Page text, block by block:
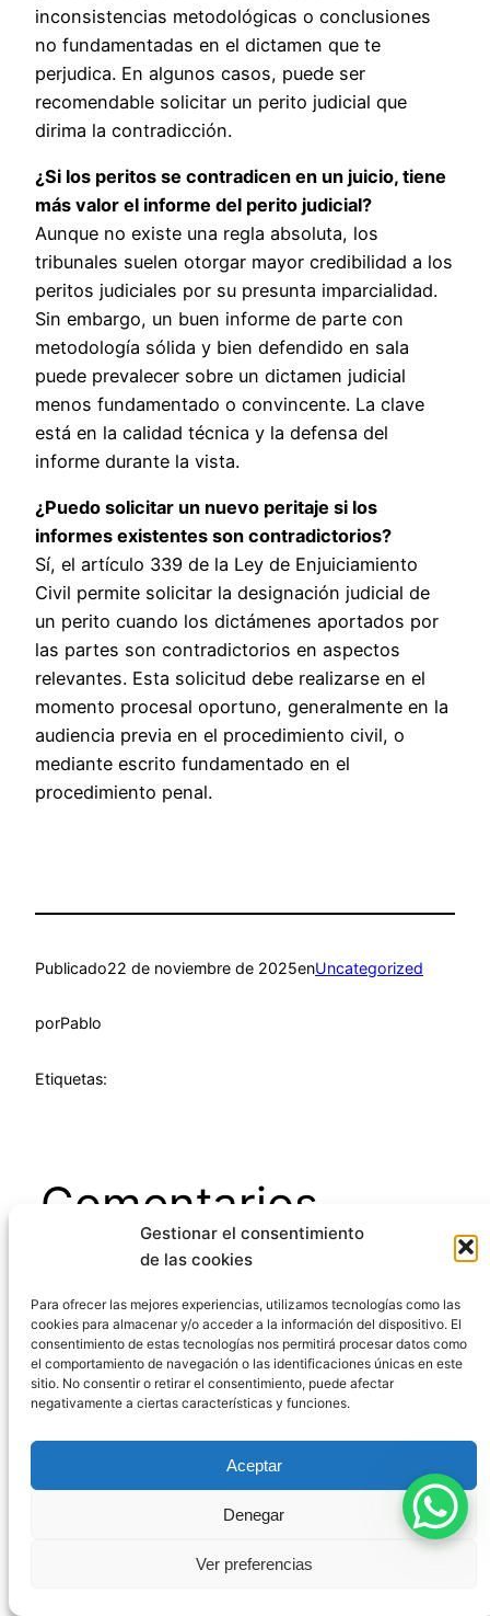
Gestionar el consentimiento
de las cookies
Para ofrecer las mejores experiencias, utilizamos tecnologías como las
cookies para almacenar y/o acceder a la información del dispositivo. El
consentimiento de estas tecnologías nos permitirá procesar datos como
el comportamiento de navegación o las identificaciones únicas en este
sitio. No consentir o retirar el consentimiento, puede afectar
negativamente a ciertas características y funciones.
Aceptar
Denegar
Ver preferencias
inconsistencias metodológicas o conclusiones
no fundamentadas en el dictamen que te
perjudica. En algunos casos, puede ser
recomendable solicitar un perito judicial que
dirima la contradicción.
¿Si los peritos se contradicen en un juicio, tiene
más valor el informe del perito judicial?
Aunque no existe una regla absoluta, los
tribunales suelen otorgar mayor credibilidad a los
peritos judiciales por su presunta imparcialidad.
Sin embargo, un buen informe de parte con
metodología sólida y bien defendido en sala
puede prevalecer sobre un dictamen judicial
menos fundamentado o convincente. La clave
está en la calidad técnica y la defensa del
informe durante la vista.
¿Puedo solicitar un nuevo peritaje si los
informes existentes son contradictorios?
Sí, el artículo 339 de la Ley de Enjuiciamiento
Civil permite solicitar la designación judicial de
un perito cuando los dictámenes aportados por
las partes son contradictorios en aspectos
relevantes. Esta solicitud debe realizarse en el
momento procesal oportuno, generalmente en la
audiencia previa en el procedimiento civil, o
mediante escrito fundamentado en el
procedimiento penal.
Publicado22 de noviembre de 2025enUncategorized
porPablo
Etiquetas:
Comentarios
Deja una respuesta
Tu dirección de correo electrónico no será
publicada. Los campos obligatorios están
marcados con*